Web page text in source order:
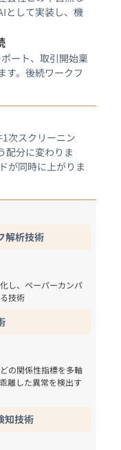
として実装し、機
ート、取引開始稟
す。後続ワークフ
次スクリーニン
配分に変わりま
が同時に上がりま
解析技術
し、ペーパーカンパ
技術
の関係性指標を多軸
離した異常を検出す
知技術